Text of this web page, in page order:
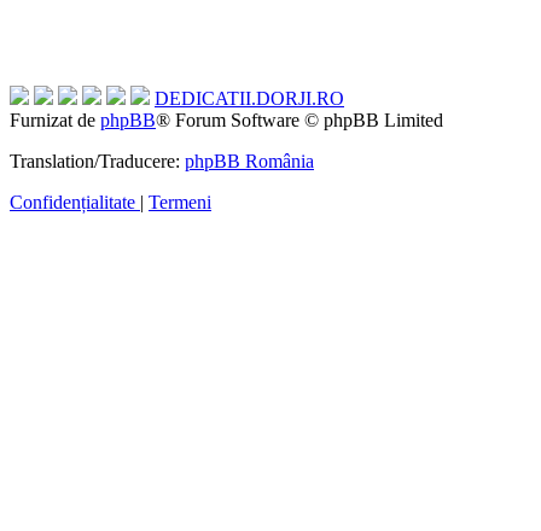
DEDICATII.DORJI.RO
Furnizat de phpBB® Forum Software © phpBB Limited
Translation/Traducere: phpBB România
Confidențialitate | Termeni